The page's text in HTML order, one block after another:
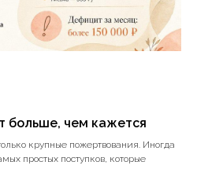
больше, чем кажется
крупные пожертвования. Иногда
простых поступков, которые